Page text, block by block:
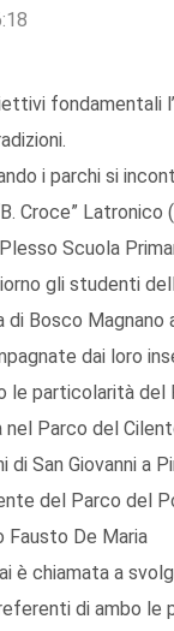
fondamentali
i parchi si
Croce” Latronico
Scuola
gli studenti
Bosco Magnano
dai loro
le particolarità
Parco del
di San Giovanni
del Parco del
De Maria
è chiamata a
di ambo le